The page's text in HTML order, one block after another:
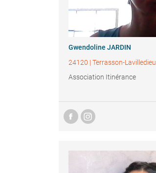
Gwendoline JARDIN
24120 | Terrasson-Lavilledieu
Association Itinérance